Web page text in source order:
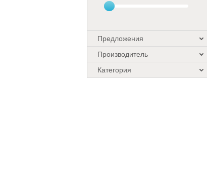
Предложения
Производитель
Категория